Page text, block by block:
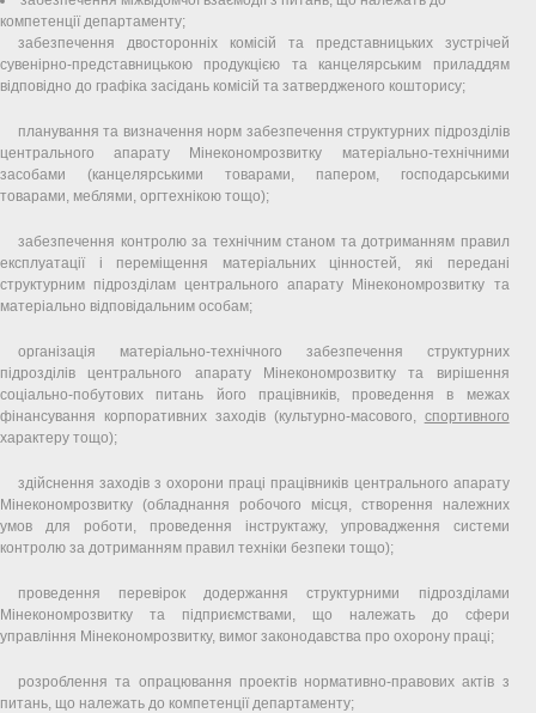
компетенції департаменту;
забезпечення двосторонніх комісій та представницьких зустрічей
сувенірно-представницькою продукцією та канцелярським приладдям
відповідно до графіка засідань комісій та затвердженого кошторису;
планування та визначення норм забезпечення структурних підрозділів
центрального апарату Мінекономрозвитку матеріально-технічними
засобами (канцелярськими товарами, папером, господарськими
товарами, меблями, оргтехнікою тощо);
забезпечення контролю за технічним станом та дотриманням правил
експлуатації і переміщення матеріальних цінностей, які передані
структурним підрозділам центрального апарату Мінекономрозвитку та
матеріально відповідальним особам;
організація матеріально-технічного забезпечення структурних
підрозділів центрального апарату Мінекономрозвитку та вирішення
соціально-побутових питань його працівників, проведення в межах
фінансування корпоративних заходів (культурно-масового, спортивного
характеру тощо);
здійснення заходів з охорони праці працівників центрального апарату
Мінекономрозвитку (обладнання робочого місця, створення належних
умов для роботи, проведення інструктажу, упровадження системи
контролю за дотриманням правил техніки безпеки тощо);
проведення перевірок додержання структурними підрозділами
Мінекономрозвитку та підприємствами, що належать до сфери
управління Мінекономрозвитку, вимог законодавства про охорону праці;
розроблення та опрацювання проектів нормативно-правових актів з
питань, що належать до компетенції департаменту;